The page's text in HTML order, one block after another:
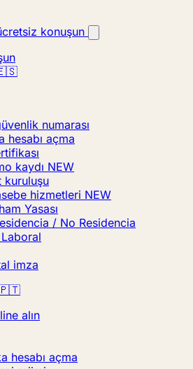
konuşun
🇪🇸
numarası
hesabı açma
kaydı NEW
kuruluşu
hizmetleri NEW
Yasası
/ No Residencia
imza
🇵🇹
alın
hesabı açma